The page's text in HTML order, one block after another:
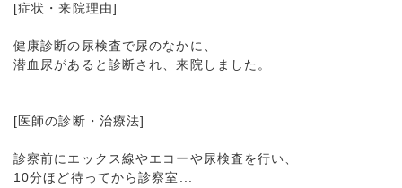
[症状・来院理由]
健康診断の尿検査で尿のなかに、
潜血尿があると診断され、来院しました。
[医師の診断・治療法]
診察前にエックス線やエコーや尿検査を行い、
10分ほど待ってから診察室...